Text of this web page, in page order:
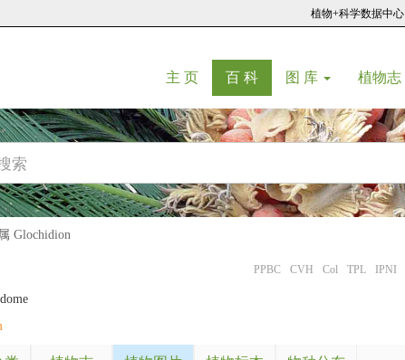
植物+科学数据中心
主 页(current)
百 科(current)
图 库 植物志
Glochidion
PPBC CVH Col TPL IPNI